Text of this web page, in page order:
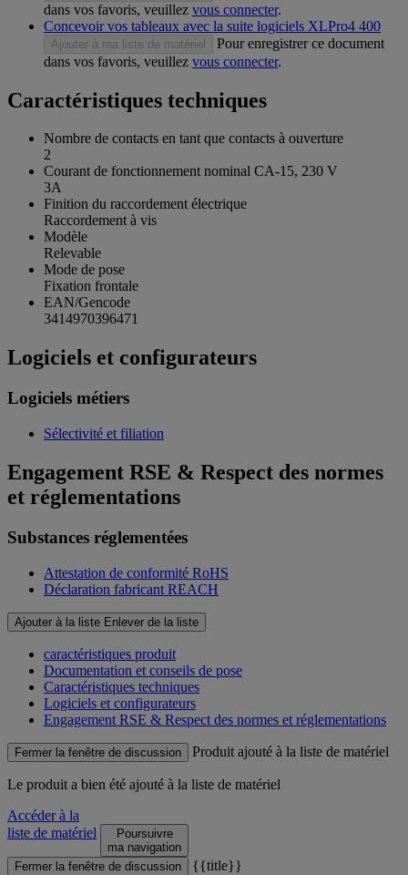
dans vos favoris, veuillez vous connecter.
Concevoir vos tableaux avec la suite logiciels XLPro4 400
Ajouter à ma liste de matériel
Pour enregistrer ce document
dans vos favoris, veuillez vous connecter.
Caractéristiques techniques
Nombre de contacts en tant que contacts à ouverture
2
Courant de fonctionnement nominal CA-15, 230 V
3A
Finition du raccordement électrique
Raccordement à vis
Modèle
Relevable
Mode de pose
Fixation frontale
EAN/Gencode
3414970396471
Logiciels et configurateurs
Logiciels métiers
Sélectivité et filiation
Engagement RSE & Respect des normes
et réglementations
Substances réglementées
Attestation de conformité RoHS
Déclaration fabricant REACH
Ajouter à la liste Enlever de la liste
caractéristiques produit
Documentation et conseils de pose
Caractéristiques techniques
Logiciels et configurateurs
Engagement RSE & Respect des normes et réglementations
Fermer la fenêtre de discussion Produit ajouté à la liste de matériel
Le produit a bien été ajouté à la liste de matériel
Accéder à la
liste de matériel
Poursuivre
ma navigation
Fermer la fenêtre de discussion
{{title}}